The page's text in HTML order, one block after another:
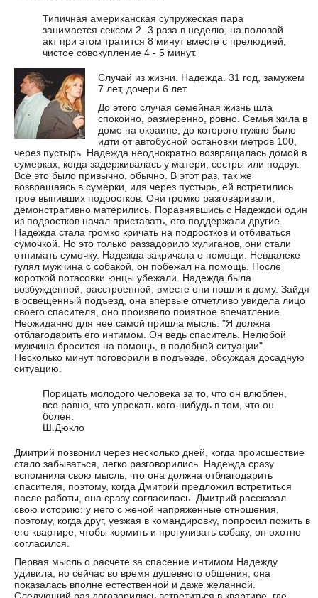
Типичная американская супружеская пара
занимается сексом 2 -3 раза в неделю, на половой
акт при этом тратится 8 минут вместе с прелюдией,
чистое совокупление 4 - 5 минут.
Случай из жизни. Надежда. 31 год, замужем
7 лет, дочери 6 лет.
До этого случая семейная жизнь шла
спокойно, размеренно, ровно. Семья жила в
доме на окраине, до которого нужно было
идти от автобусной остановки метров 100,
через пустырь. Надежда неоднократно возвращалась домой в
сумерках, когда задерживалась у матери, сестры или подруг.
Все это было привычно, обычно. В этот раз, так же
возвращаясь в сумерки, идя через пустырь, ей встретились
трое выпивших подростков. Они громко разговаривали,
демонстративно матерились. Поравнявшись с Надеждой один
из подростков начал приставать, его поддержали другие.
Надежда стала громко кричать на подростков и отбиваться
сумочкой. Но это только раззадорило хулиганов, они стали
отнимать сумочку. Надежда закричала о помощи. Невдалеке
гулял мужчина с собакой, он побежал на помощь. После
короткой потасовки юнцы убежали. Надежда была
возбужденной, расстроенной, вместе они пошли к дому. Зайдя
в освещенный подъезд, она впервые отчетливо увидела лицо
своего спасителя, оно произвело приятное впечатление.
Неожиданно для нее самой пришла мысль: "Я должна
отблагодарить его интимом. Он ведь спаситель. Нелюбой
мужчина бросится на помощь, в подобной ситуации".
Несколько минут поговорили в подъезде, обсуждая досадную
ситуацию.
Порицать молодого человека за то, что он влюблен,
все равно, что упрекать кого-нибудь в том, что он
болен.
Ш.Дюкло
Дмитрий позвонил через несколько дней, когда происшествие
стало забываться, легко разговорились. Надежда сразу
вспомнила свою мысль, что она должна отблагодарить
спасителя, поэтому, когда Дмитрий предложил встретиться
после работы, она сразу согласилась. Дмитрий рассказал
свою историю: у него с женой напряженные отношения,
поэтому, когда друг, уезжая в командировку, попросил пожить в
его квартире, чтобы кормить и прогуливать собаку, он охотно
согласился.
Первая мысль о расчете за спасение интимом Надежду
удивила, но сейчас во время душевного общения, она
показалась вполне естественной и даже желанной.